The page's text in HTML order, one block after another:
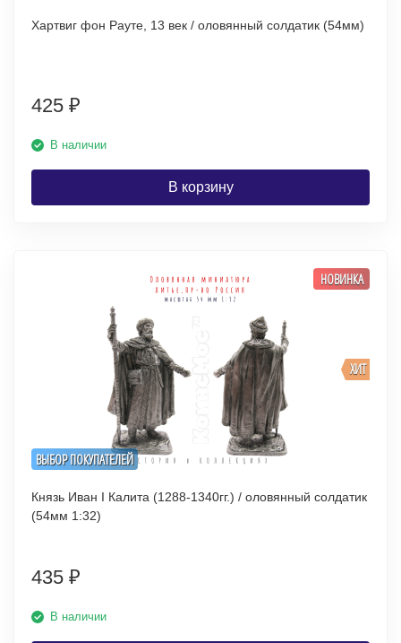
Хартвиг фон Рауте, 13 век / оловянный солдатик (54мм)
425 ₽
В наличии
В корзину
ВЫБОР ПОКУПАТЕЛЕЙ
ХИТ
НОВИНКА
Князь Иван I Калита (1288-1340гг.) / оловянный солдатик
(54мм 1:32)
435 ₽
В наличии